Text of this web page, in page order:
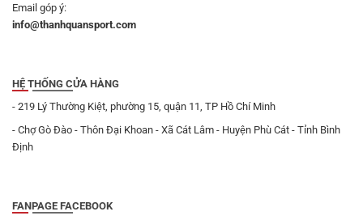
Email góp ý:
info@thanhquansport.com
HỆ THỐNG CỬA HÀNG
- 219 Lý Thường Kiệt, phường 15, quận 11, TP Hồ Chí Minh
- Chợ Gò Đào - Thôn Đại Khoan - Xã Cát Lâm - Huyện Phù Cát - Tỉnh Bình
Định
FANPAGE FACEBOOK